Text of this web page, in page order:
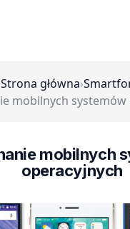
Strona główna›
mobilnych systemów
mobilnych
operacyjnych